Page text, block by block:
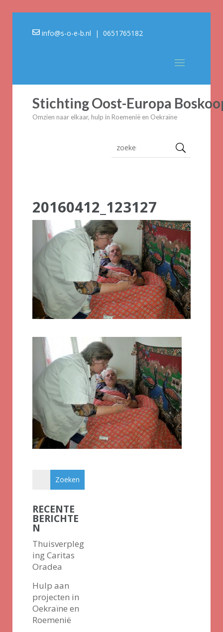
info@s-o-e-b.nl | 0651765182
Stichting Oost-Europa
Omzien naar elkaar, hulp in Roemenië en Oekraïne
20160412_123127
RECENTE
BERICHTE
N
Thuisverpleg
ing Caritas
Oradea
Hulp aan
projecten in
Oekraïne en
Roemenië